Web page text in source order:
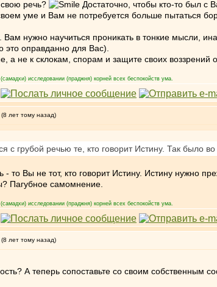
речь?
Достаточно, чтобы кто-то был с
уме и Вам не потребуется больше пытаться
нужно научиться проникать в тонкие мысли,
это оправданно для Вас).
а не к склокам, спорам и защите своих воззрений
исследовании (праджня) корней всех беспокойств ума.
лет тому назад)
с грубой речью те, кто говорит Истину. Так было
- то Вы не тот, кто говорит Истину. Истину нужно
Пагубное самомнение.
исследовании (праджня) корней всех беспокойств ума.
лет тому назад)
А теперь сопоставьте со своим собственным